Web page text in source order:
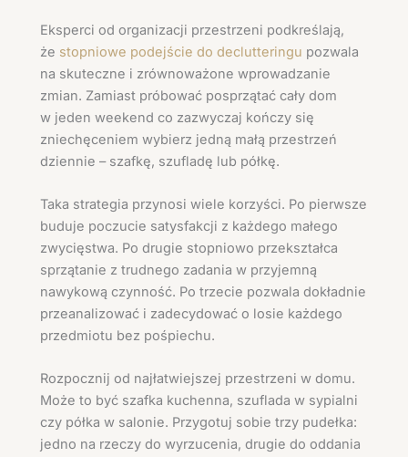
Eksperci od organizacji przestrzeni podkreślają,
że stopniowe podejście do declutteringu pozwala
na skuteczne i zrównoważone wprowadzanie
zmian. Zamiast próbować posprzątać cały dom
w jeden weekend co zazwyczaj kończy się
zniechęceniem wybierz jedną małą przestrzeń
dziennie – szafkę, szufladę lub półkę.
Taka strategia przynosi wiele korzyści. Po pierwsze
buduje poczucie satysfakcji z każdego małego
zwycięstwa. Po drugie stopniowo przekształca
sprzątanie z trudnego zadania w przyjemną
nawykową czynność. Po trzecie pozwala dokładnie
przeanalizować i zadecydować o losie każdego
przedmiotu bez pośpiechu.
Rozpocznij od najłatwiejszej przestrzeni w domu.
Może to być szafka kuchenna, szuflada w sypialni
czy półka w salonie. Przygotuj sobie trzy pudełka:
jedno na rzeczy do wyrzucenia, drugie do oddania